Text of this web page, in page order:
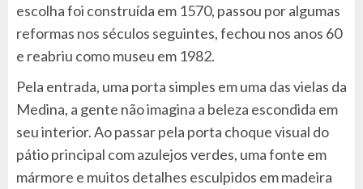
escolha foi construída em 1570, passou por algumas
reformas nos séculos seguintes, fechou nos anos 60
e reabriu como museu em 1982.
Pela entrada, uma porta simples em uma das vielas da
Medina, a gente não imagina a beleza escondida em
seu interior. Ao passar pela porta choque visual do
pátio principal com azulejos verdes, uma fonte em
mármore e muitos detalhes esculpidos em madeira